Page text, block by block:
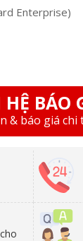
Enterprise)
HỆ BÁO
& báo giá chi